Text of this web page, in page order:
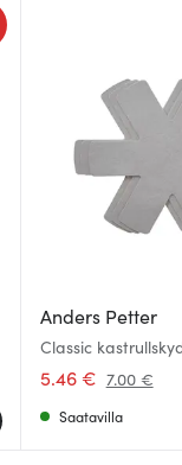
Anders Petter
Classic
5.46 € 7.00 €
Saatavilla